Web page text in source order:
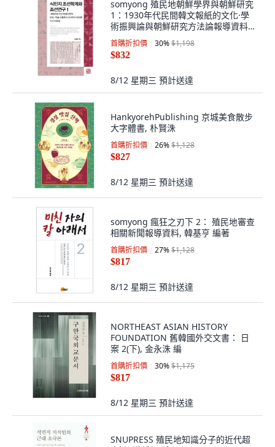
somyong 殖民地朝鮮學界與朝鮮研究
1：1930年代民間韓文報紙的文化·學
術振興論與朝鮮研究方法論報導資料
集, 趙亨烈
首購折扣價 30%$1,198
$832
8/12 星期三 預計送達
HankyorehPublishing 京城美食散步
大字體書, 朴賢洙
首購折扣價 26%$1,128
$827
8/12 星期三 預計送達
somyong 瘋狂之刃下 2： 殖民地審查
相關新聞報導資料, 韓基亨 編著
首購折扣價 27%$1,128
$817
8/12 星期三 預計送達
NORTHEAST ASIAN HISTORY
FOUNDATION 舊韓國外交文書： 日
案 2(下), 金永洙 編
首購折扣價 30%$1,175
$817
8/12 星期三 預計送達
SNUPRESS 殖民地知識分子的近代超